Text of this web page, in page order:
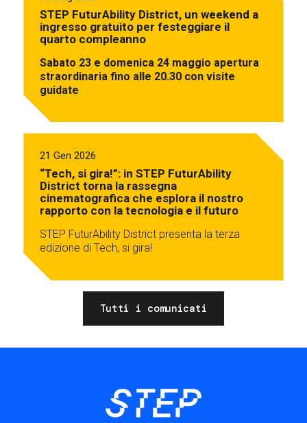
STEP FuturAbility District, un weekend a
ingresso gratuito per festeggiare il
quarto compleanno
Sabato 23 e domenica 24 maggio apertura
straordinaria fino alle 20.30 con visite
guidate
21 Gen 2026
“Tech, si gira!”: in STEP FuturAbility
District torna la rassegna
cinematografica che esplora il nostro
rapporto con la tecnologia e il futuro
STEP FuturAbility District presenta la terza
edizione di Tech, si gira!
Tutti i comunicati